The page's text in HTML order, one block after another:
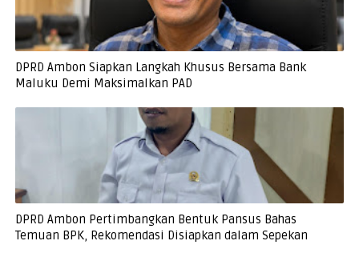
DPRD Ambon Siapkan Langkah Khusus Bersama Bank
Maluku Demi Maksimalkan PAD
DPRD Ambon Pertimbangkan Bentuk Pansus Bahas
Temuan BPK, Rekomendasi Disiapkan dalam Sepekan